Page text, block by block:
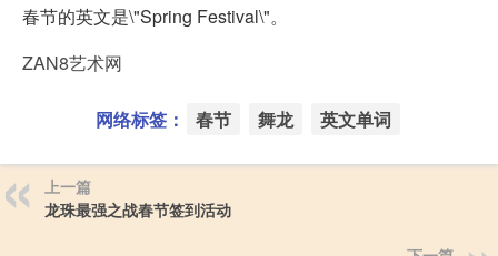
春节的英文是\"Spring Festival\"。
ZAN8艺术网
网络标签： 春节 舞龙 英文单词
上一篇
龙珠最强之战春节签到活动